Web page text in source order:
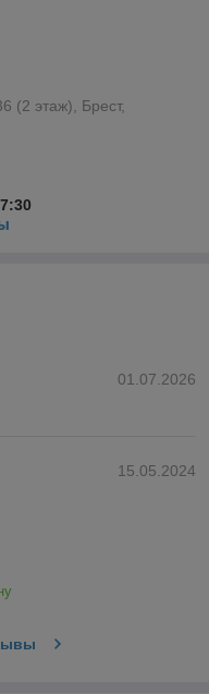
(2 этаж), Брест,
01.07.2026
15.05.2024